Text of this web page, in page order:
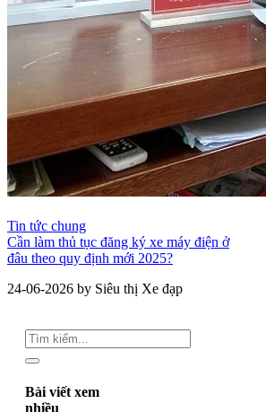
Tin tức chung
Cần làm thủ tục đăng ký xe máy điện ở
đâu theo quy định mới 2025?
24-06-2026 by Siêu thị Xe đạp
Bài viết xem
nhiều